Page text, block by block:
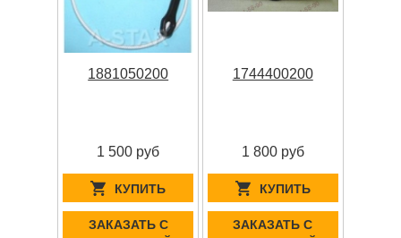
1881050200
1 500 руб
КУПИТЬ
ЗАКАЗАТЬ С
1744400200
1 800 руб
КУПИТЬ
ЗАКАЗАТЬ С